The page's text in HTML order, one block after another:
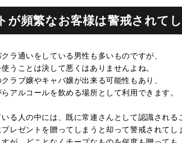
が頻繁なお客様は警戒されて
ラ通いをしている男性も多いものですが、
うことは決して悪くはありませんよね。
ラブ嬢やキャバ嬢が出来る可能性もあり、
アルコールを飲める場所として利用できます。
る人の中には、既に常連さんとして認識される
レゼントを贈ってしまうと却って警戒されてし